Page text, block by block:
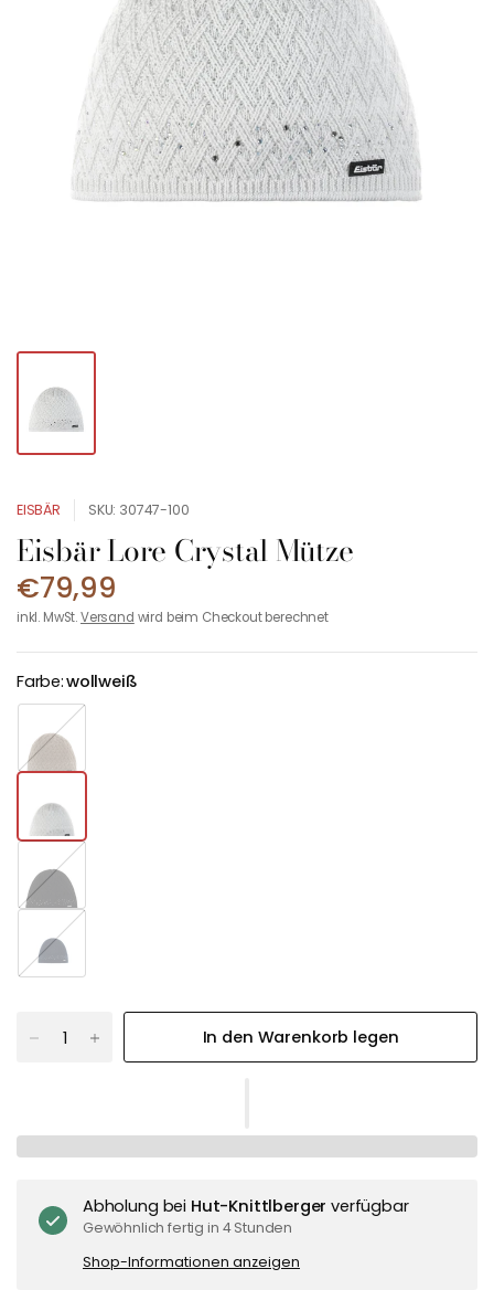
EISBÄR SKU: 30747-100
Eisbär Lore Crystal Mütze
€79,99
inkl. MwSt.Versand wird beim Checkout berechnet
Farbe:wollweiß
g
h
w
z
i
In den Warenkorb legen
Abholung bei Hut-Knittlberger verfügbar
Gewöhnlich fertig in 4 Stunden
Shop-Informationen anzeigen